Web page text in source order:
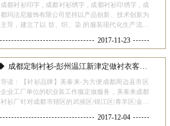
成都衬衫印字 , 成都衬衫绣字 , 成都衬衫印绣字 , 成
都玛法尼服饰有限公司坚持以产品创新、技术创新为
主导，建立了以 纺、织、染 的服装现代化生产流水
后步入了国际先进行列。 玛法尼服饰将中西方服饰
2017-11-23
成都定制衬衫-彭州温江新津定做衬衣客户福利来了！
导读：【衬衫品牌】美泰来-为方便成都周边县市区
企业工厂单位的职业装工作服定做服务，美泰来成都
衬衫厂针对成都市辖区的武侯区|锦江区|青羊区|金牛
都区|蒲江县|大邑县|金堂县|新津县|都江堰市|彭州市|
2017-12-04